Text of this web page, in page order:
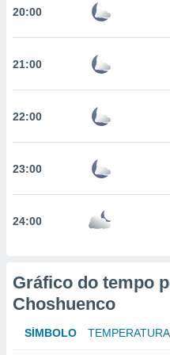
e
como a
de
seus
com
tal,
20:00
21:00
22:00
23:00
24:00
Gráfico do tempo
Choshuenco
SÍMBOLO TEMPERATURA